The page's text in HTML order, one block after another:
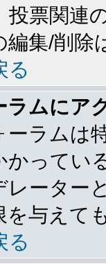
投票関連
編集/削除
る
ラムにア
ーラムは
かってい
レーター
を与えて
る